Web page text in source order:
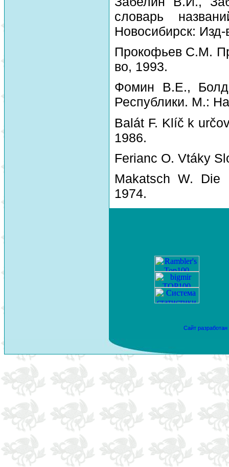
словарь
Новосибирск:
Прокофьев С.М.
во, 1993.
Фомин В.Е., Болд
Республики. М.:
Balát F. Klíč k
1986.
Ferianc O. Vtáky
Makatsch W. Die
1974.
Сайт